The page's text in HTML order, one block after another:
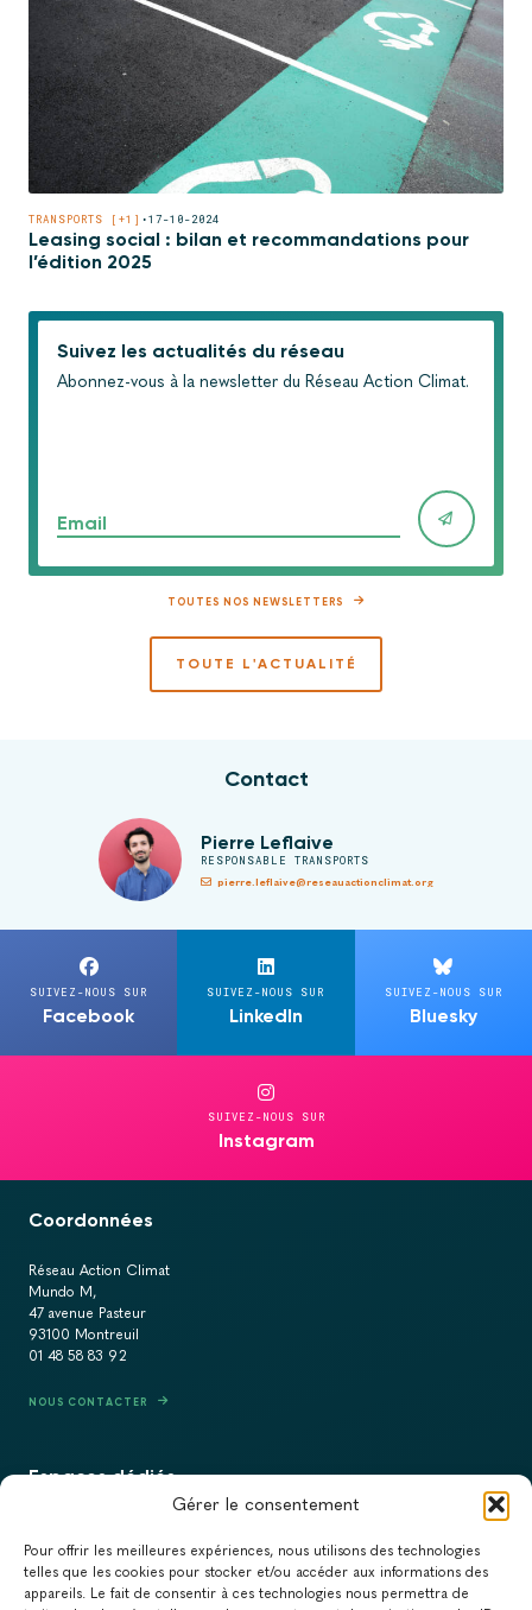
Gérer le consentement
Pour offrir les meilleures expériences, nous utilisons des technologies
telles que les cookies pour stocker et/ou accéder aux informations des
appareils. Le fait de consentir à ces technologies nous permettra de
TRANSPORTS [+1] •17-10-2024
Leasing social : bilan et recommandations pour
l’édition 2025
Suivez les actualités du réseau
Abonnez-vous à la newsletter du Réseau Action Climat.
Email
TOUTES NOS NEWSLETTERS
TOUTE L'ACTUALITÉ
Contact
Pierre Leflaive
RESPONSABLE TRANSPORTS
pierre.leflaive@reseauactionclimat.org
SUIVEZ-NOUS SUR
Facebook
SUIVEZ-NOUS SUR
LinkedIn
SUIVEZ-NOUS SUR
Bluesky
SUIVEZ-NOUS SUR
Instagram
Coordonnées
Réseau Action Climat
Mundo M,
47 avenue Pasteur
93100 Montreuil
01 48 58 83 92
NOUS CONTACTER
Espaces dédiés
RECRUTEMENT
ACTUALITÉS